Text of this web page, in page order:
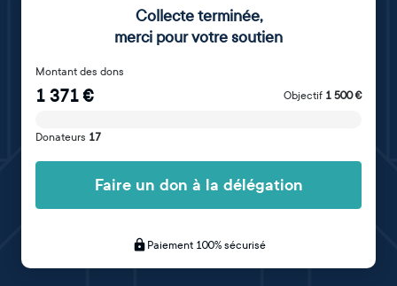
Collecte terminée,
merci pour votre soutien
Montant des dons
1 371€ Objectif 1 500€
Donateurs 17
Faire un don à la délégation
Paiement 100% sécurisé